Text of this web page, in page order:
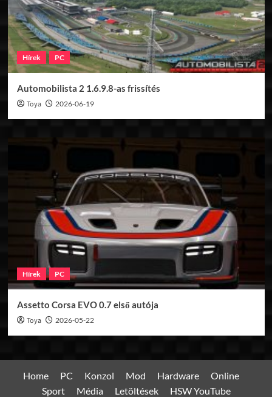
Hírek PC
Automobilista 2 1.6.9.8-as frissítés
Toya 2026-06-19
Hírek PC
Assetto Corsa EVO 0.7 első autója
Toya 2026-05-22
Home PC Konzol Mod Hardware
Online
Sport
Média Letöltések HSW YouTube